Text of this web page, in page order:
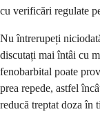
cu verificări regulate
Nu întrerupeți
discutați mai întâi cu
fenobarbital poate
prea repede, astfel
reducă treptat doza în